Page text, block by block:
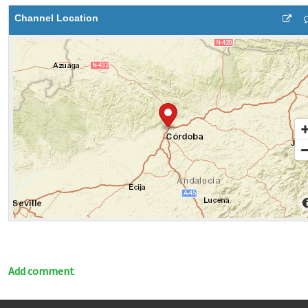
Channel Location
Add comment